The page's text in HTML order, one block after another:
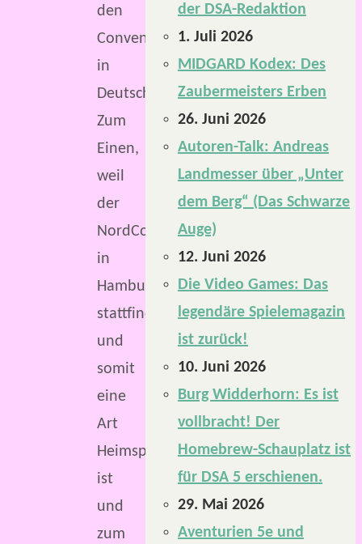
den
Conventions
in
Deutschland.
Zum
Einen,
weil
der
NordCon
in
Hamburg
stattfindet
und
somit
eine
Art
Heimspiel
ist
und
zum
der DSA-Redaktion
1. Juli 2026
MIDGARD Kodex: Des
Zaubermeisters Erben
26. Juni 2026
Autoren-Talk: Andreas
Landmesser über „Unter
dem Berg“ (Das Schwarze
Auge)
12. Juni 2026
Die Video Games: Das
legendäre Spielemagazin
ist zurück!
10. Juni 2026
Burg Widderhorn: Es ist
vollbracht! Der
Homebrew-Schauplatz ist
für DSA 5 erschienen.
29. Mai 2026
Aventurien 5e und